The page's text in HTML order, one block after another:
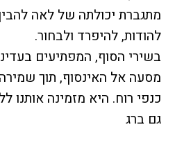
מתגברת יכולתה של לאה
להודות, להיפרד ולבחור.
בשירי הסוף, המפתיעים
מסעה אל האינסוף, תוך
כנפי רוח. היא מזמינה אותנו
גם ברג